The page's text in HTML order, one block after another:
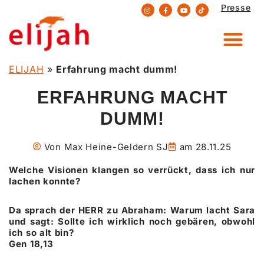
Zum
Inhalt
springen
Presse
ELIJAH » Erfahrung macht dumm!
ERFAHRUNG MACHT
DUMM!
Von Max Heine-Geldern SJ am 28.11.25
Welche Visionen klangen so verrückt, dass ich nur
lachen konnte?
Da sprach der HERR zu Abraham: Warum lacht Sara
und sagt: Sollte ich wirklich noch gebären, obwohl
ich so alt bin?
Gen 18,13